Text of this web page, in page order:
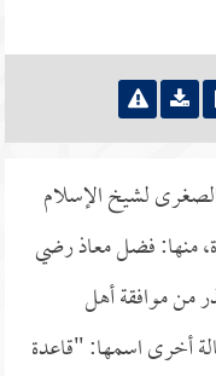
لشيخ الإسلام
منها: فضل معاذ رضي
من موافقة أهل
أخرى اسمها: "قاعدة